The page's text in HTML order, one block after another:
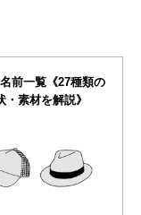
前一覧《27種類の
・素材を解説》